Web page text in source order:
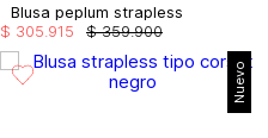
Blusa peplum strapless
$ 359.900
$ 305 915
Nuevo